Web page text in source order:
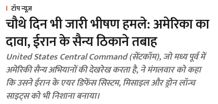
टॉप न्यूज़
चौथे दिन भी जारी भीषण हमले: अमेरिका का
दावा, ईरान के सैन्य ठिकाने तबाह
United States Central Command (सेंटकॉम), जो मध्य पूर्व में
अमेरिकी सैन्य अभियानों की देखरेख करता है, ने मंगलवार को कहा
कि उसने ईरान के एयर डिफेंस सिस्टम, मिसाइल और ड्रोन लॉन्च
साइट्स को भी निशाना बनाया।